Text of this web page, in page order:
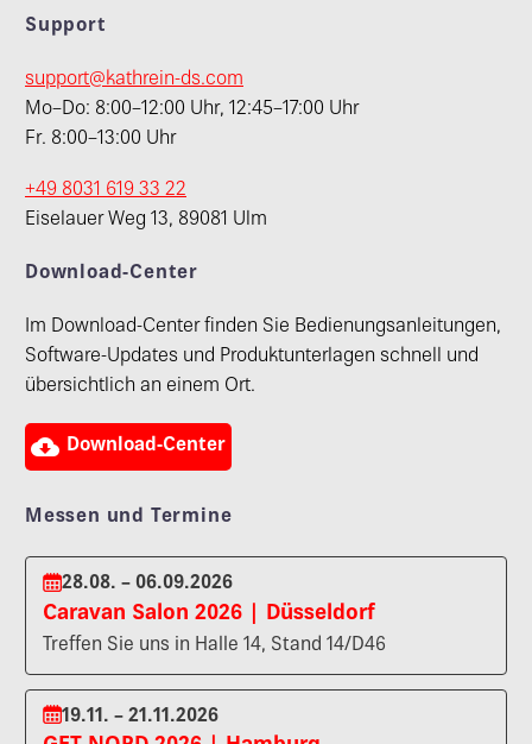
Support
support@kathrein-ds.com
Mo–Do: 8:00–12:00 Uhr, 12:45–17:00 Uhr
Fr. 8:00–13:00 Uhr
+49 8031 619 33 22
Eiselauer Weg 13, 89081 Ulm
Download-Center
Im Download-Center finden Sie Bedienungsanleitungen,
Software-Updates und Produktunterlagen schnell und
übersichtlich an einem Ort.
 Download-Center
Messen und Termine
28.08. – 06.09.2026
Caravan Salon 2026 | Düsseldorf
Treffen Sie uns in Halle 14, Stand 14/D46
19.11. – 21.11.2026